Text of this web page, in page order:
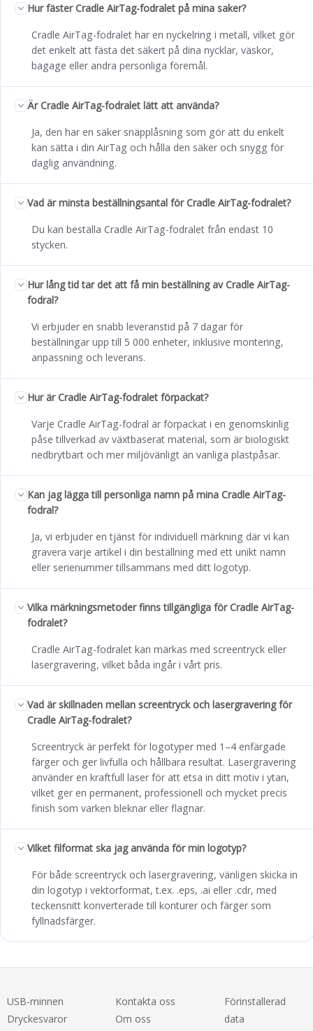
Hur fäster Cradle AirTag-fodralet på mina saker?
Cradle AirTag-fodralet har en nyckelring i metall, vilket gör
det enkelt att fästa det säkert på dina nycklar, väskor,
bagage eller andra personliga föremål.
Är Cradle AirTag-fodralet lätt att använda?
Ja, den har en säker snäpplåsning som gör att du enkelt
kan sätta i din AirTag och hålla den säker och snygg för
daglig användning.
Vad är minsta beställningsantal för Cradle AirTag-fodralet?
Du kan beställa Cradle AirTag-fodralet från endast 10
stycken.
Hur lång tid tar det att få min beställning av Cradle AirTag-
fodral?
Vi erbjuder en snabb leveranstid på 7 dagar för
beställningar upp till 5 000 enheter, inklusive montering,
anpassning och leverans.
Hur är Cradle AirTag-fodralet förpackat?
Varje Cradle AirTag-fodral är förpackat i en genomskinlig
påse tillverkad av växtbaserat material, som är biologiskt
nedbrytbart och mer miljövänligt än vanliga plastpåsar.
Kan jag lägga till personliga namn på mina Cradle AirTag-
fodral?
Ja, vi erbjuder en tjänst för individuell märkning där vi kan
gravera varje artikel i din beställning med ett unikt namn
eller serienummer tillsammans med ditt logotyp.
Vilka märkningsmetoder finns tillgängliga för Cradle AirTag-
fodralet?
Cradle AirTag-fodralet kan märkas med screentryck eller
lasergravering, vilket båda ingår i vårt pris.
Vad är skillnaden mellan screentryck och lasergravering för
Cradle AirTag-fodralet?
Screentryck är perfekt för logotyper med 1–4 enfärgade
färger och ger livfulla och hållbara resultat. Lasergravering
använder en kraftfull laser för att etsa in ditt motiv i ytan,
vilket ger en permanent, professionell och mycket precis
finish som varken bleknar eller flagnar.
Vilket filformat ska jag använda för min logotyp?
För både screentryck och lasergravering, vänligen skicka in
din logotyp i vektorformat, t.ex. .eps, .ai eller .cdr, med
teckensnitt konverterade till konturer och färger som
fyllnadsfärger.
USB-minnen
Dryckesvaror
Kontakta oss
Om oss
Förinstallerad
data